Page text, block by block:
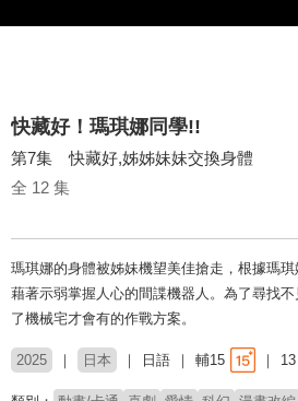
快藏好！瑪琪娜同學!!
第7集 快藏好,姊姊妹妹交換身體
全 12 集
瑪琪娜的身體被姊妹機望美佳搶走，根據瑪
藉著示弱掌握人心的間諜機器人。為了尋找
了機械宅才會有的作戰方案。
2025 日本 日語 輔15